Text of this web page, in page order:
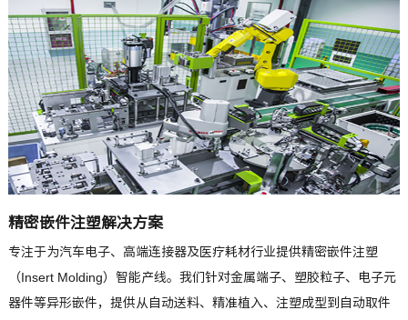
精密嵌件注塑解决方案
专注于为汽车电子、高端连接器及医疗耗材行业提供精密嵌件注塑
（Insert Molding）智能产线。我们针对金属端子、塑胶粒子、电子元
器件等异形嵌件，提供从自动送料、精准植入、注塑成型到自动取件